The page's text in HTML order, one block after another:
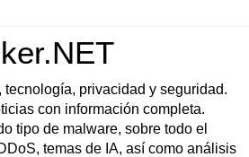
tecnología, privacidad y seguridad.
con información completa.
tipo de malware, sobre todo el
temas de IA, así como análisis